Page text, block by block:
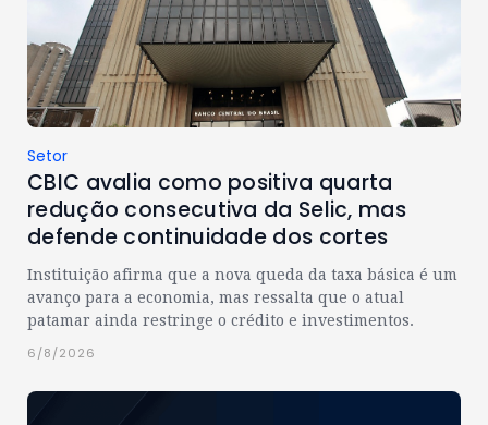
Setor
CBIC avalia como positiva quarta
redução consecutiva da Selic, mas
defende continuidade dos cortes
Instituição afirma que a nova queda da taxa básica é um
avanço para a economia, mas ressalta que o atual
patamar ainda restringe o crédito e investimentos.
6/8/2026